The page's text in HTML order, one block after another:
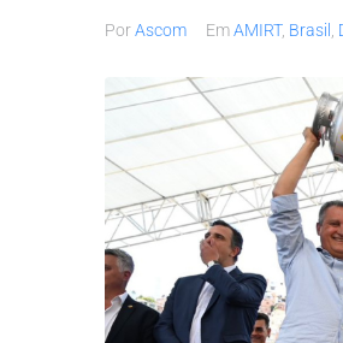
PorAscom EmAMIRT, Brasil